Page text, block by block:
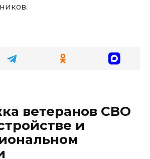
ветеранов СВО
и